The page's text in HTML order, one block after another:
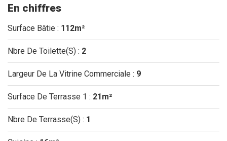
En chiffres
Surface Bâtie : 112m²
Nbre De Toilette(S) : 2
Largeur De La Vitrine Commerciale : 9
Surface De Terrasse 1 : 21m²
Nbre De Terrasse(S) : 1